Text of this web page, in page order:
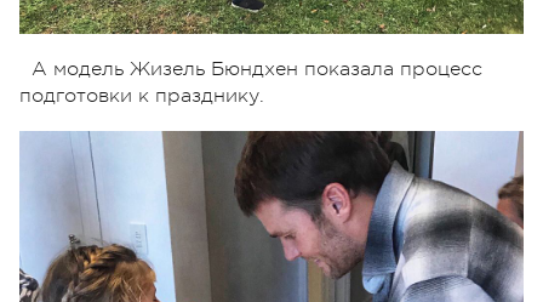
А модель Жизель Бюндхен показала процесс
подготовки к празднику.